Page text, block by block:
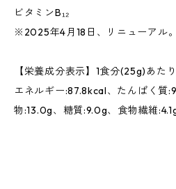
ビタミンB₁₂
※2025年4月18日、リニューアル。
【栄養成分表示】1食分(25g)あた
エネルギー:87.8kcal、たんぱく質
物:13.0g、糖質:9.0g、食物繊維